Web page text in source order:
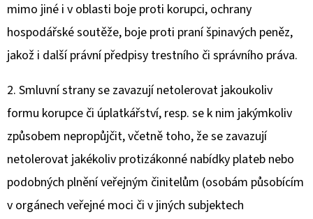
mimo jiné i v oblasti boje proti korupci, ochrany
hospodářské soutěže, boje proti praní špinavých peněz,
jakož i další právní předpisy trestního či správního práva.
2. Smluvní strany se zavazují netolerovat jakoukoliv
formu korupce či úplatkářství, resp. se k nim jakýmkoliv
způsobem nepropůjčit, včetně toho, že se zavazují
netolerovat jakékoliv protizákonné nabídky plateb nebo
podobných plnění veřejným činitelům (osobám působícím
v orgánech veřejné moci či v jiných subjektech